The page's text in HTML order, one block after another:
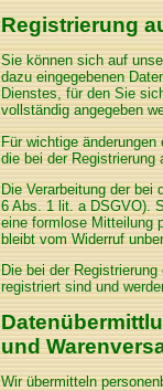
Registrierung
Sie können sich auf
dazu eingegebenen
Dienstes, für den Sie
vollständig angegeben
Für wichtige
die bei der Registrierung
Die Verarbeitung der bei
6 Abs. 1 lit. a DSGVO).
eine formlose Mitteilung
bleibt vom Widerruf
Die bei der
registriert sind und
und
Wir übermitteln